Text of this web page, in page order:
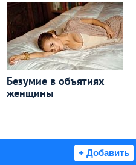
Безумие в объятиях
женщины
+ Добавить